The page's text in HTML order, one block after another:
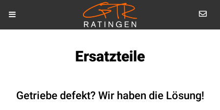
Ersatzteile
Getriebe defekt? Wir haben die Lösung!